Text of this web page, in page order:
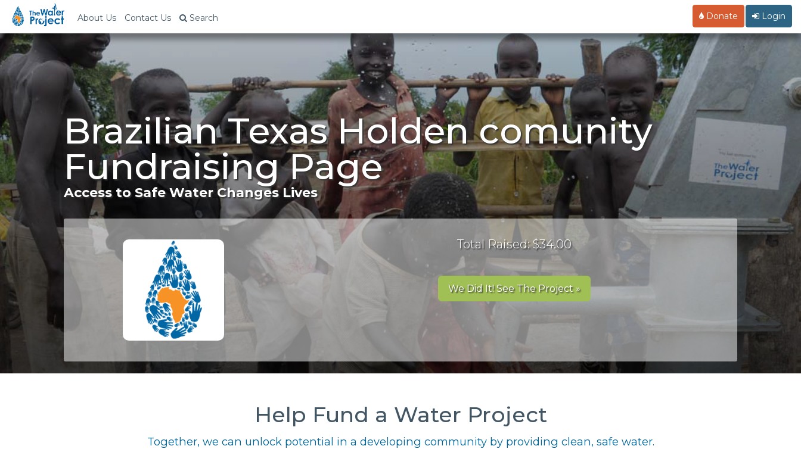
About Us Contact Us Search Donate Login
Brazilian Texas Holden comunity
Fundraising Page
Access to Safe Water Changes Lives
Total Raised: $34.00
We Did It! See The Project »
Help Fund a Water Project
Together, we can unlock potential in a developing community by providing clean, safe water.